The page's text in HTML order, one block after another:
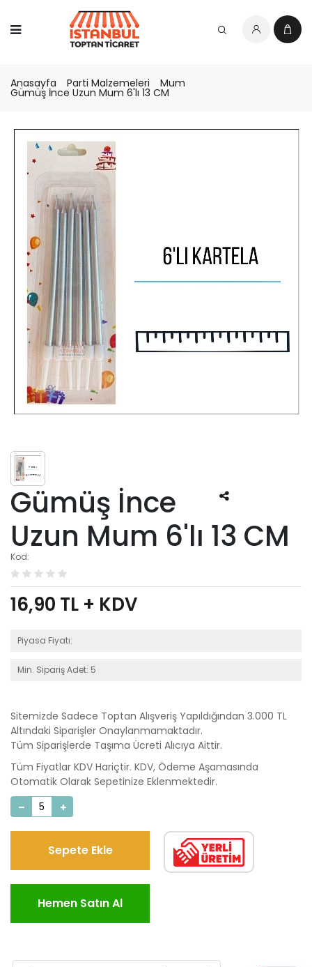
Anasayfa Parti Malzemeleri Mum
Gümüş İnce Uzun Mum 6'lı 13 CM
Gümüş İnce
Uzun Mum 6'lı 13 CM
Kod:
16,90 TL + KDV
Piyasa Fiyatı:
Min. Sipariş Adet: 5
Sitemizde Sadece Toptan Alışveriş Yapıldığından 3.000 TL
Altındaki Siparişler Onaylanmamaktadır.
Tüm Siparişlerde Taşıma Ücreti Alıcıya Aittir.
Tüm Fiyatlar KDV Hariçtir. KDV, Ödeme Aşamasında
Otomatik Olarak Sepetinize Eklenmektedir.
Sepete Ekle
Hemen Satın Al